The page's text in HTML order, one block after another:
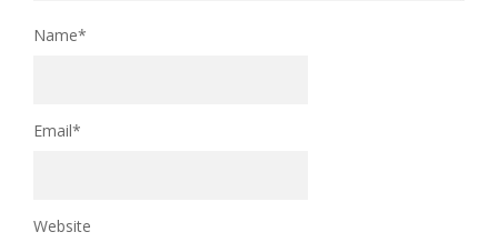
Name*
Email*
Website